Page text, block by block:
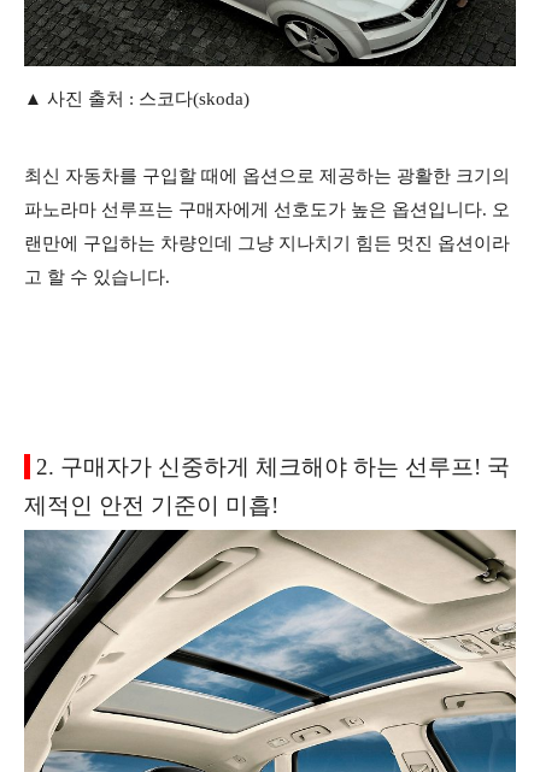
▲ 사진 출처 : 스코다(skoda)
최신 자동차를 구입할 때에 옵션으로 제공하는 광활한 크기의
파노라마 선루프는 구매자에게 선호도가 높은 옵션입니다. 오
랜만에 구입하는 차량인데 그냥 지나치기 힘든 멋진 옵션이라
고 할 수 있습니다.
2. 구매자가 신중하게 체크해야 하는 선루프! 국
제적인 안전 기준이 미흡!